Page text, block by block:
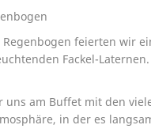
feierten wir
Fackel-
uns am Buffet mit den
in der es